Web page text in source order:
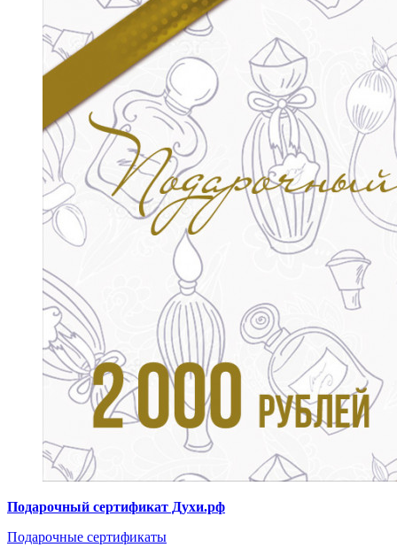
Подарочный сертификат Духи.рф
Подарочные сертификаты